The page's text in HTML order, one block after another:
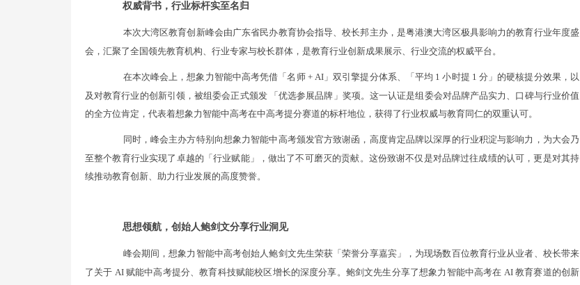
权威背书，行业标杆实至名归
本次大湾区教育创新峰会由广东省民办教育协会指导、校长邦主办，是粤港澳大湾区极具影响力的教育行业年度盛
会，汇聚了全国领先教育机构、行业专家与校长群体，是教育行业创新成果展示、行业交流的权威平台。
在本次峰会上，想象力智能中高考凭借「名师 + AI」双引擎提分体系、「平均 1 小时提 1 分」的硬核提分效果，以
及对教育行业的创新引领，被组委会正式颁发 「优选参展品牌」奖项。这一认证是组委会对品牌产品实力、口碑与行业价值
的全方位肯定，代表着想象力智能中高考在中高考提分赛道的标杆地位，获得了行业权威与教育同仁的双重认可。
同时，峰会主办方特别向想象力智能中高考颁发官方致谢函，高度肯定品牌以深厚的行业积淀与影响力，为大会乃
至整个教育行业实现了卓越的「行业赋能」，做出了不可磨灭的贡献。这份致谢不仅是对品牌过往成绩的认可，更是对其持
续推动教育创新、助力行业发展的高度赞誉。
思想领航，创始人鲍剑文分享行业洞见
峰会期间，想象力智能中高考创始人鲍剑文先生荣获「荣誉分享嘉宾」，为现场数百位教育行业从业者、校长带来
了关于 AI 赋能中高考提分、教育科技赋能校区增长的深度分享。鲍剑文先生分享了想象力智能中高考在 AI 教育赛道的创新